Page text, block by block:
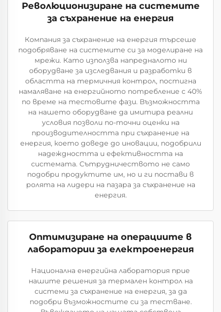
Революционизиране на системите
за съхранение на енергия
Компания за съхранение на енергия търсеше
подобряване на системите си за моделиране на
мрежи. Като използва напредналото ни
оборудване за изследвания и разработки в
областта на термичния контрол, постигна
намаляване на енергийното потребление с 40%
по време на тестовите фази. Възможността
на нашето оборудване да имитира реални
условия позволи по-точни оценки на
производителността при съхранение на
енергия, което доведе до иновации, подобрили
надеждността и ефективността на
системата. Сътрудничеството не само
подобри продуктите им, но и ги постави в
ролята на лидери на пазара за съхранение на
енергия.
Оптимизиране на операциите в
лаборатории за електроенергия
Национална енергийна лаборатория прие
нашите решения за термален контрол на
системи за съхранение на енергия, за да
подобри възможностите си за тестване.